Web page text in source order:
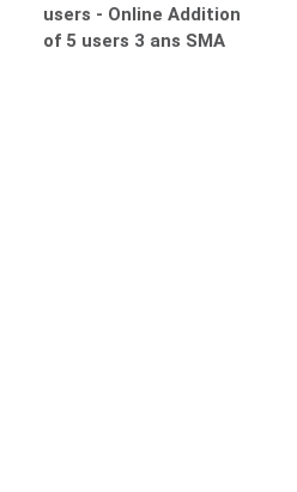
users - Online Addition
of 5 users 3 ans SMA